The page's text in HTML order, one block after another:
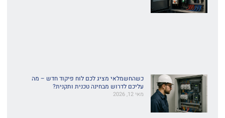
כשהחשמלאי מציג לכם לוח פיקוד חדש – מה
עליכם לדרוש מבחינה טכנית ותקנית?
מאי 12, 2026